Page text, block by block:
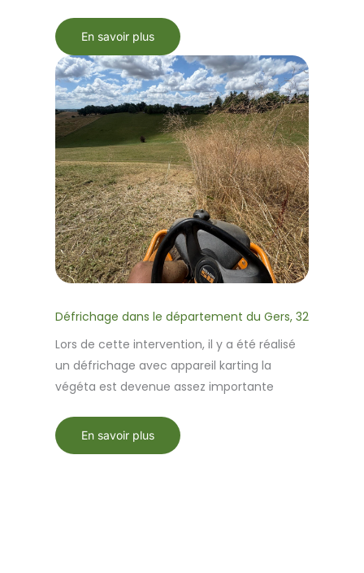
En savoir plus
Défrichage dans le département du Gers, 32
Lors de cette intervention, il y a été réalisé
un défrichage avec appareil karting la
végéta est devenue assez importante
En savoir plus